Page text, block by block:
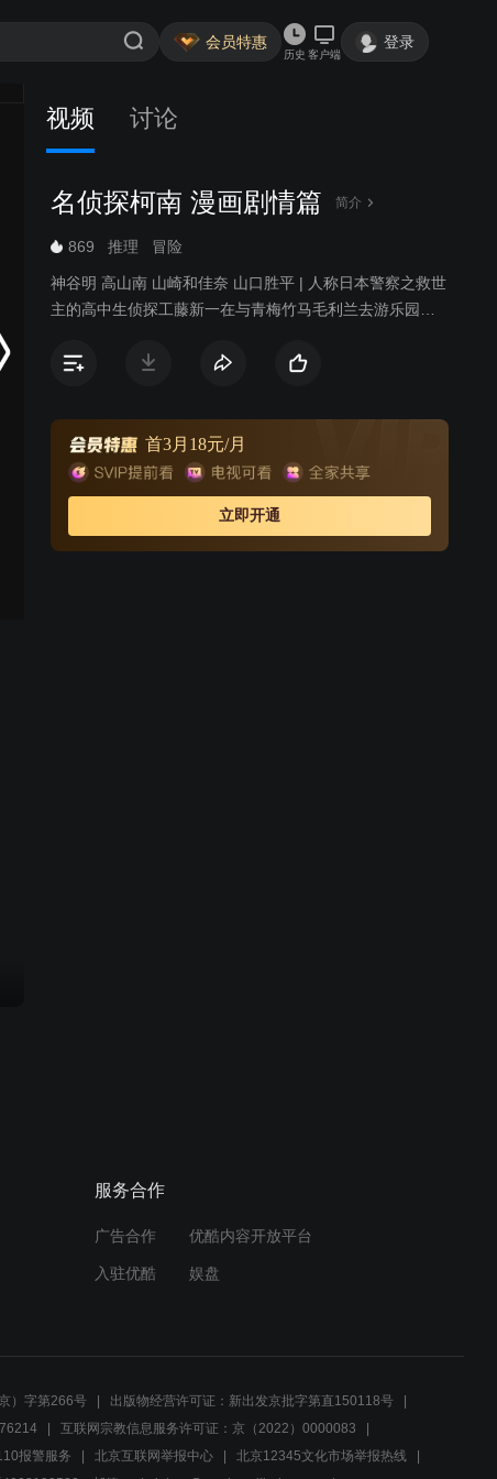
会员特惠
历史 客户端
登录
视频 讨论
名侦探柯南 漫画剧情篇 简介
869 推理 冒险
神谷明 高山南 山崎和佳奈 山口胜平 | 人称日本警察之救世
主的高中生侦探工藤新一在与青梅竹马毛利兰去游乐园游
尾随跟踪，并目睹了黑衣人正在进行可疑交易。不料，却
续追踪黑衣人及其成员，情急之下，工藤新一受到《福尔
摩斯》的作者“阿瑟·柯南·道尔”和“江户川乱步”名字的启
发，改名为“江户川柯南”，并寄住在毛利兰的家中。作为侦
探，柯南实在看不下去毛利小五郎经常做的一些“发育不
良”的错误推理，便帮助毛利小五郎破了许多案子。
首3月18元/月
立即开通
服务合作
广告合作 优酷内容开放平台
入驻优酷 娱盘
）字第266号
出版物经营许可证：新出发京批字第直150118号
互联网宗教信息服务许可证：京（2022）0000083
报警服务 北京互联网举报中心
北京12345文化市场举报热线